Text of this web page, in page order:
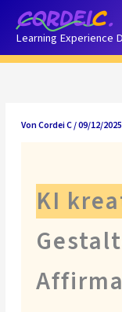
Inhalt
springenLearning Experience
VonCordei C/09/12/2025
KI